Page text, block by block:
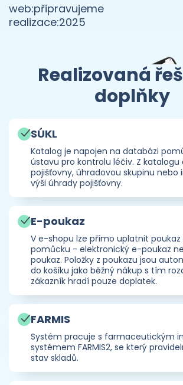
web:připravujeme
realizace:2025
Realizovaná
doplňky
SÚKL
Katalog je napojen na databázi
ústavu pro kontrolu léčiv. Z
pojišťovny, úhradovou skupinu nebo
výši úhrady pojišťovny.
E-poukaz
V e-shopu lze přímo uplatnit
pomůcku - elektronický e-poukaz
poukaz. Položky z poukazu jsou
do košíku jako běžný nákup s tím
zákazník hradí pouze doplatek.
FARMIS
Systém pracuje s farmaceutickým
systémem FARMIS2, se který
stav skladů.